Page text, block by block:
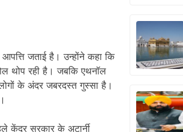
जताई है। उन्होंने कहा कि
थोप रही है। जबकि एथनॉल
के अंदर जबरदस्त गुस्सा है।
केंद्र सरकार के अटार्नी